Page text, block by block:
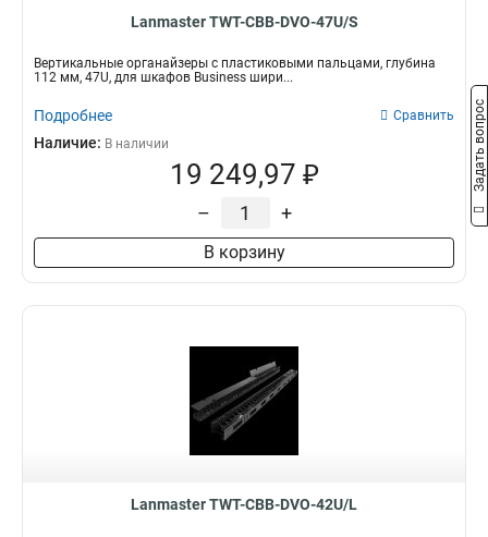
Lanmaster TWT-CBB-DVO-47U/S
Вертикальные органайзеры с пластиковыми пальцами, глубина
112 мм, 47U, для шкафов Business шири...
Подробнее Сравнить
Наличие: В наличии
19 249,97 ₽
– +
В корзину
Lanmaster TWT-CBB-DVO-42U/L
Задать вопрос